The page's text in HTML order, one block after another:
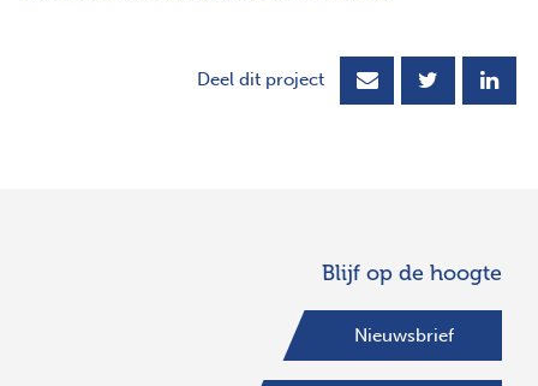
Deel dit project
Blijf op de hoogte
Nieuwsbrief